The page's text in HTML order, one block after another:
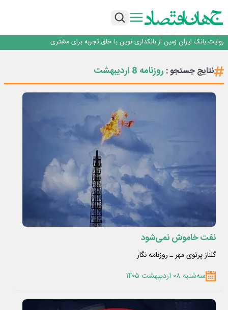
اجرای برنامه تحول بانک با تمرکز بر منابع پایدار، درآمدهای کارمزدی و بازسازی اعتماد
داد
روایت بانک ایران زمین از بانکداری نوین با خلق تجربه برای مشتری
سرپرست اداره کل روابط عمومی بیمه مرکزی منصوب شد
اجرای برنامه تحول بانک با تمرکز بر منابع پایدار، درآمدهای کارمزدی و بازسازی اعتماد
نتایج جستجو : روزنامه 8 اردیبهشت
نفت خاموش نمی‌شود
گلناز پرتوی مهر ـ روزنامه نگار
سه‌شنبه ۰۸ اردیبهشت ۱۴۰۵